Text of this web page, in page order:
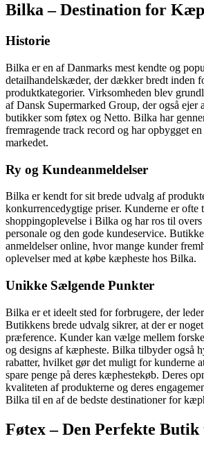
Bilka – Destination for
Historie
Bilka er en af Danmarks mest kendte og
detailhandelskæder, der dækker bredt inden
produktkategorier. Virksomheden blev
af Dansk Supermarked Group, der også ejer
butikker som føtex og Netto. Bilka har
fremragende track record og har opbygget
markedet.
Ry og Kundeanmeldelser
Bilka er kendt for sit brede udvalg af
konkurrencedygtige priser. Kunderne er ofte
shoppingoplevelse i Bilka og har ros til
personale og den gode kundeservice.
anmeldelser online, hvor mange kunder
oplevelser med at købe kæpheste hos Bilka.
Unikke Sælgende Punkter
Bilka er et ideelt sted for forbrugere, der
Butikkens brede udvalg sikrer, at der er
præference. Kunder kan vælge mellem
og designs af kæpheste. Bilka tilbyder også
rabatter, hvilket gør det muligt for kunderne
spare penge på deres kæphestekøb. Deres
kvaliteten af produkterne og deres
Bilka til en af de bedste destinationer for
Føtex – Den Perfekte